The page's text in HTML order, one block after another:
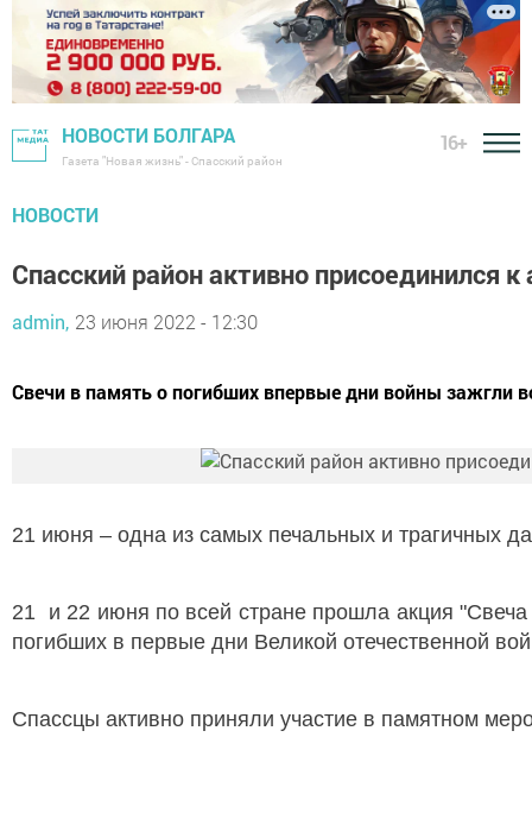
НОВОСТИ БОЛГАРА
Газета "Новая жизнь" - Спасский район
16+
НОВОСТИ
Спасский район активно присоединился
admin, 23 июня 2022 - 12:30
Свечи в память о погибших впервые дни войны зажгли
21 июня – одна из самых печальных и трагичных
21 и 22 июня по всей стране прошла акция
погибших в первые дни Великой отечественной
Спассцы активно приняли участие в памятном